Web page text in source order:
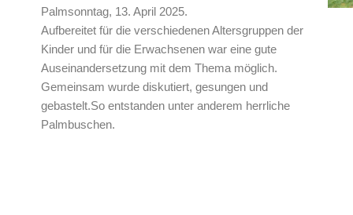
Palmsonntag, 13. April 2025.
Aufbereitet für die verschiedenen Altersgruppen der
Kinder und für die Erwachsenen war eine gute
Auseinandersetzung mit dem Thema möglich.
Gemeinsam wurde diskutiert, gesungen und
gebastelt.So entstanden unter anderem herrliche
Palmbuschen.